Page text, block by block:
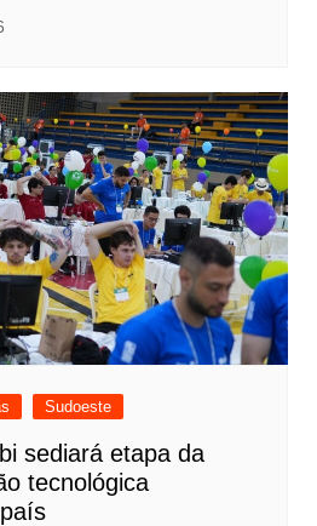
Sudoeste
sediará etapa da
tecnológica